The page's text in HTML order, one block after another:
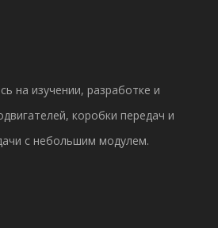
на изучении, разработке и
коробки передач и
с небольшим модулем.